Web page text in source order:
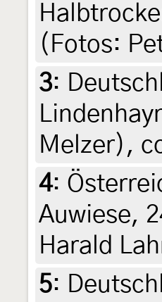
(Fotos:
3:
Melzer),
4:
Auwiese,
Harald
5: